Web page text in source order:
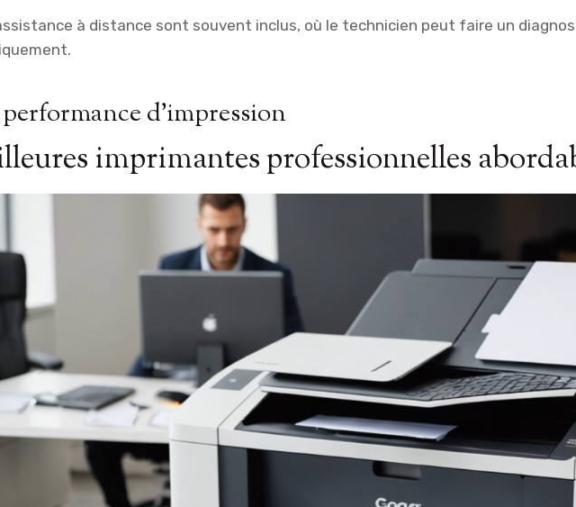
à distance sont souvent inclus, où le technicien peut faire un
d’impression
imprimantes professionnelles